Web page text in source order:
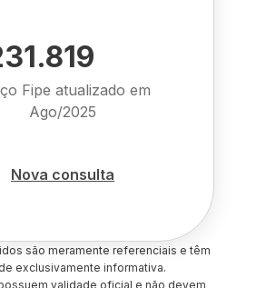
Fipe atualizado em
Ago/2025
Nova consulta
são meramente referenciais e têm
exclusivamente informativa.
validade oficial e não devem